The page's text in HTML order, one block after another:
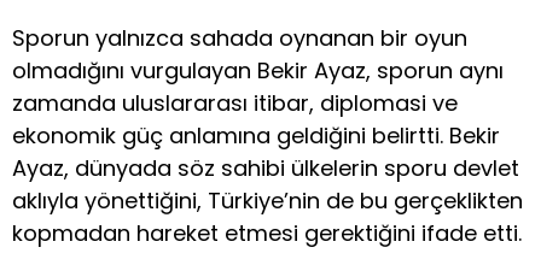
Sporun yalnızca sahada oynanan bir oyun
olmadığını vurgulayan Bekir Ayaz, sporun aynı
zamanda uluslararası itibar, diplomasi ve
ekonomik güç anlamına geldiğini belirtti. Bekir
Ayaz, dünyada söz sahibi ülkelerin sporu devlet
aklıyla yönettiğini, Türkiye’nin de bu gerçeklikten
kopmadan hareket etmesi gerektiğini ifade etti.